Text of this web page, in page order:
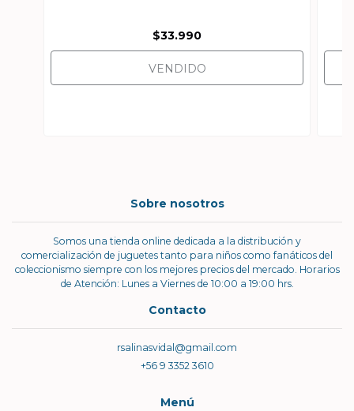
$33.990
VENDIDO
Sobre nosotros
Somos una tienda online dedicada a la distribución y
comercialización de juguetes tanto para niños como fanáticos del
coleccionismo siempre con los mejores precios del mercado. Horarios
de Atención: Lunes a Viernes de 10:00 a 19:00 hrs.
Contacto
rsalinasvidal@gmail.com
+56 9 3352 3610
Menú